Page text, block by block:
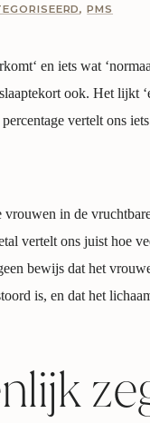
,PMS
en iets wat
ook. Het lijkt
vertelt ons
in de
vertelt ons juist hoe
bewijs dat het
is, en dat het